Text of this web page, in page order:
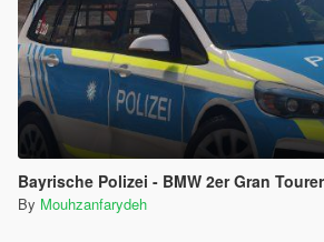
Bayrische Polizei - BMW 2er Gran Tourer
By Mouhzanfarydeh